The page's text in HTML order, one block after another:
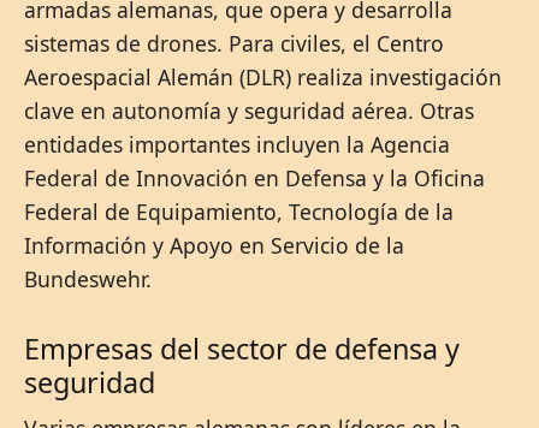
armadas alemanas, que opera y desarrolla
sistemas de drones. Para civiles, el Centro
Aeroespacial Alemán (DLR) realiza investigación
clave en autonomía y seguridad aérea. Otras
entidades importantes incluyen la Agencia
Federal de Innovación en Defensa y la Oficina
Federal de Equipamiento, Tecnología de la
Información y Apoyo en Servicio de la
Bundeswehr.
Empresas del sector de defensa y
seguridad